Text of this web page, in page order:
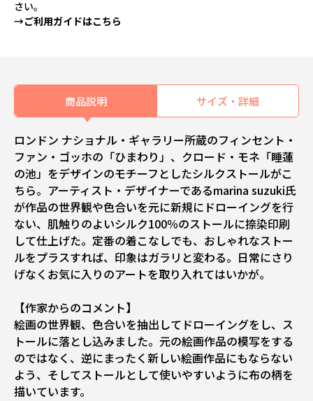
さい。
→ご利用ガイドはこちら
商品説明 サイズ・詳細
ロンドン ナショナル・ギャラリー所蔵のフィンセント・
ファン・ゴッホの「ひまわり」、クロード・モネ「睡蓮
の池」をデザインのモチーフとしたシルクストールがこ
ちら。アーティスト・デザイナーであるmarina suzuki氏
が作品の世界観や色合いを元に新規にドローイングを行
ない、肌触りのよいシルク100％のストールに捺染印刷
して仕上げた。定番の着こなしでも、おしゃれなストー
ルをプラスすれば、印象はガラリと変わる。日常にさり
げなくお気に入りのアートを取り入れてはいかが。
【作家からのコメント】
絵画の世界観、色合いを抽出してドローイングをし、ス
トールに落とし込みました。元の絵画作品の模写をする
のではなく、逆にまったく新しい絵画作品にもならない
よう、そしてストールとして使いやすいように布の柄を
描いています。